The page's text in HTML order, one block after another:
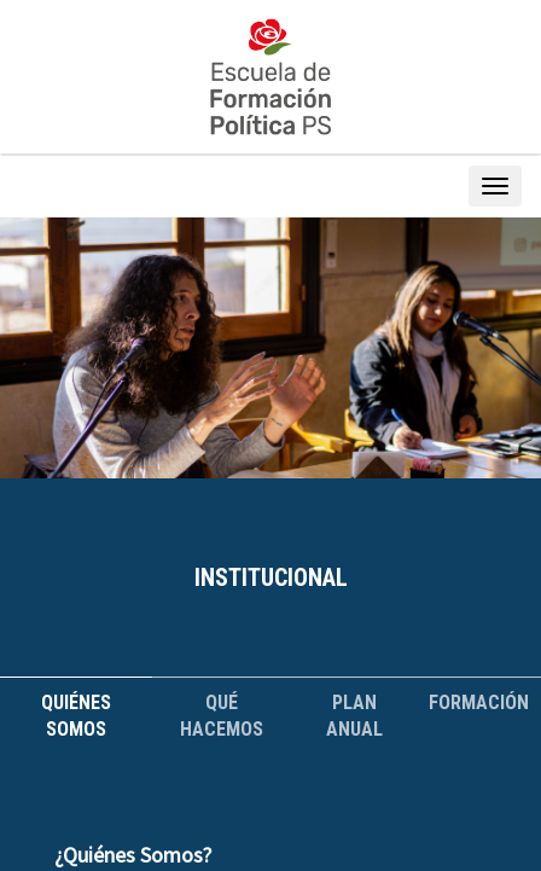
INSTITUCIONAL
QUIÉNES
SOMOS
QUÉ
HACEMOS
PLAN
ANUAL
FORMACIÓN
¿Quiénes Somos?